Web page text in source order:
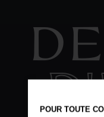
POUR TOUTE